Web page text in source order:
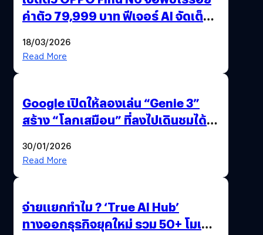
ค่าตัว 79,999 บาท ฟีเจอร์ AI จัดเต็ม
18/03/2026
Read More
Google เปิดให้ลองเล่น “Genie 3”
สร้าง “โลกเสมือน” ที่ลงไปเดินชมได้
30/01/2026
Read More
จ่ายแยกทำไม ? ‘True AI Hub’
ทางออกธุรกิจยุคใหม่ รวม 50+ โมเดล